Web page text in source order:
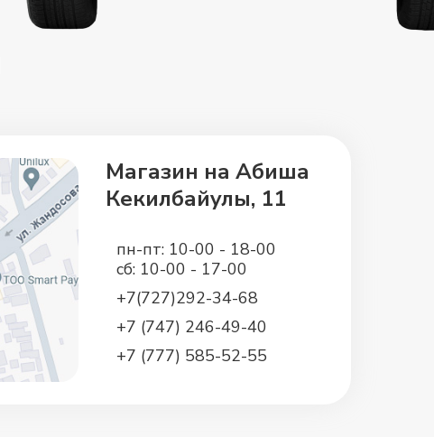
Магазин на Абиша
Кекилбайулы, 11
пн-пт: 10-00 - 18-00
сб: 10-00 - 17-00
+7(727)292-34-68
+7 (747) 246-49-40
+7 (777) 585-52-55